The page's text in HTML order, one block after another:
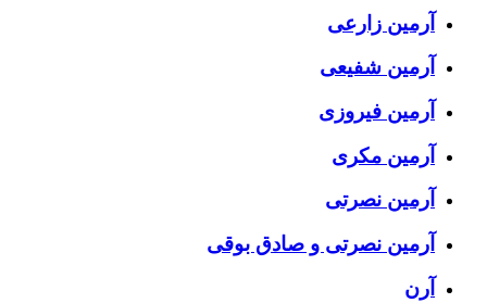
آرمین زارعی
آرمین شفیعی
آرمین فیروزی
آرمین مکری
آرمین نصرتی
آرمین نصرتی و صادق بوقی
آرن